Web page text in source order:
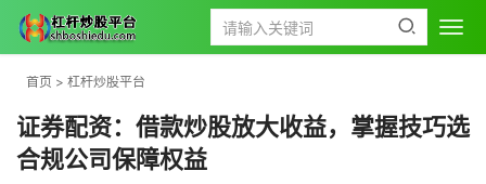
首页 > 杠杆炒股平台
证券配资：借款炒股放大收益，掌握技巧选
合规公司保障权益